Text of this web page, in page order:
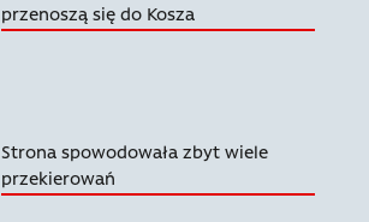
przenoszą się do Kosza
Strona spowodowała zbyt wiele
przekierowań